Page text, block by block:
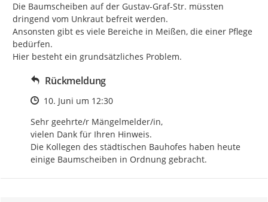
Die Baumscheiben auf der Gustav-Graf-Str. müssten
dringend vom Unkraut befreit werden.
Ansonsten gibt es viele Bereiche in Meißen, die einer Pflege
bedürfen.
Hier besteht ein grundsätzliches Problem.
Rückmeldung
Zeitpunkt des Erstellens
10. Juni um 12:30
Sehr geehrte/r Mängelmelder/in,
vielen Dank für Ihren Hinweis.
Die Kollegen des städtischen Bauhofes haben heute
einige Baumscheiben in Ordnung gebracht.